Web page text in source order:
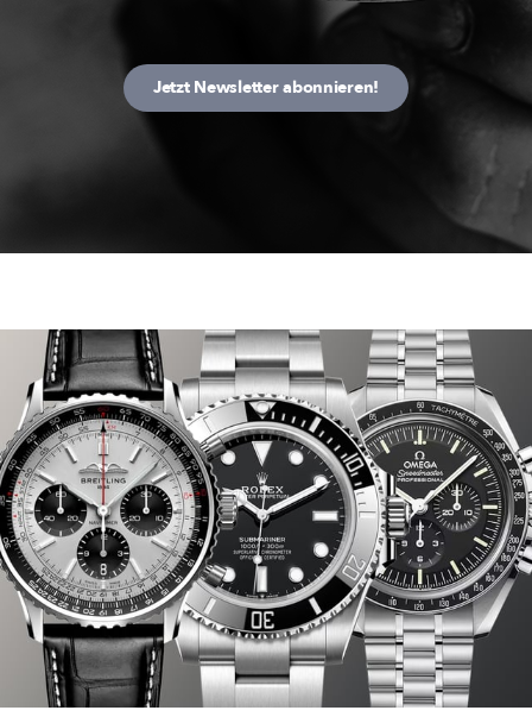
Jetzt Newsletter abonnieren!